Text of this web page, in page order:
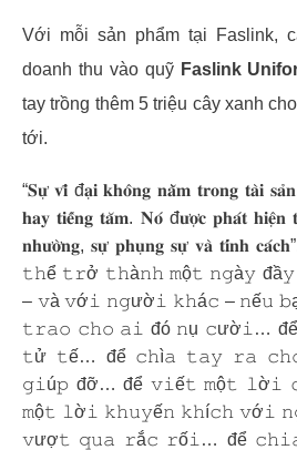
Với mỗi sản phẩm tại Faslink,
doanh thu vào quỹ Faslink
tay trồng thêm 5 triệu cây xanh
tới.
“𝐒𝐮̛̣ 𝐯𝐢̃ đ𝐚̣𝐢 𝐤𝐡𝐨̂𝐧𝐠 𝐧𝐚̆̀𝐦 𝐭𝐫𝐨𝐧𝐠 𝐭𝐚̀𝐢
𝐡𝐚𝐲 𝐭𝐢𝐞̂́𝐧𝐠 𝐭𝐚̆𝐦. 𝐍𝐨́ đ𝐮̛𝐨̛̣𝐜 𝐩𝐡𝐚́𝐭 𝐡𝐢𝐞̣̂𝐧
𝐧𝐡𝐮̛𝐨̛̀𝐧𝐠, 𝐬𝐮̛̣ 𝐩𝐡𝐮̣𝐧𝐠 𝐬𝐮̛̣ 𝐯𝐚̀ 𝐭𝐢́𝐧𝐡
𝚝𝚑ể 𝚝𝚛ở 𝚝𝚑à𝚗𝚑 𝚖ộ𝚝 𝚗𝚐à𝚢
– 𝚟à 𝚟ớ𝚒 𝚗𝚐ườ𝚒 𝚔𝚑á𝚌 – 𝚗ế𝚞
𝚝𝚛𝚊𝚘 𝚌𝚑𝚘 𝚊𝚒 đó 𝚗ụ 𝚌ườ𝚒…
𝚝ử 𝚝ế… để 𝚌𝚑ì𝚊 𝚝𝚊𝚢 𝚛𝚊
𝚐𝚒ú𝚙 đỡ… để 𝚟𝚒ế𝚝 𝚖ộ𝚝 𝚕ờ𝚒
𝚖ộ𝚝 𝚕ờ𝚒 𝚔𝚑𝚞𝚢ế𝚗 𝚔𝚑í𝚌𝚑 𝚟ớ𝚒
𝚟ượ𝚝 𝚚𝚞𝚊 𝚛ắ𝚌 𝚛ố𝚒… để